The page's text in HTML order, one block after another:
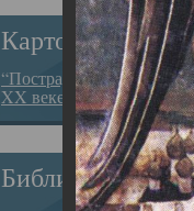
Картотека
“Пострадавшие за веру в
XX веке на Севере”
Библиотека